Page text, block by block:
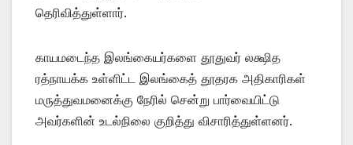
தெரிவித்துள்ளார்.
காயமடைந்த இலங்கையர்களை தூதுவர் லக்ஷித
ரத்நாயக்க உள்ளிட்ட இலங்கைத் தூதரக அதிகாரிகள்
மருத்துவமனைக்கு நேரில் சென்று பார்வையிட்டு
அவர்களின் உடல்நிலை குறித்து விசாரித்துள்ளனர்.